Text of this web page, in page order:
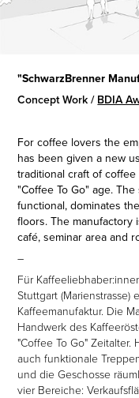
"SchwarzBrenner
Concept Work / BDIA
For coffee lovers the
has been given a new
traditional craft of
"Coffee To Go" age.
functional, dominates
floors. The manufactory
café, seminar area and
–
Für
Stuttgart
Kaffeemanufaktur. Die
Handwerk des
"Coffee To Go"
auch funktionale
und die Geschosse
vier Bereiche: